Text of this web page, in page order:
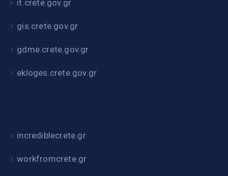
it.crete.gov.gr
gis.crete.gov.gr
gdme.crete.gov.gr
ekloges.crete.gov.gr
incrediblecrete.gr
workfromcrete.gr